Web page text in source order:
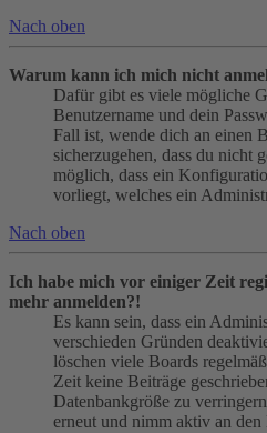
Nach oben
Warum kann ich mich nicht
Dafür gibt es viele mögliche
Benutzername und dein
Fall ist, wende dich an einen
sicherzugehen, dass du nicht
möglich, dass ein
vorliegt, welches ein
Nach oben
Ich habe mich vor einiger Zeit
mehr anmelden?!
Es kann sein, dass ein
verschieden Gründen
löschen viele Boards
Zeit keine Beiträge
Datenbankgröße zu
erneut und nimm aktiv an